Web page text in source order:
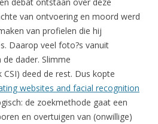
van ontvoering en moord werd
van profielen die hij
Daarop veel foto?s vanuit
dader. Slimme
CSI) deed de rest. Dus kopte
websites and facial recognition
de zoekmethode gaat een
en overtuigen van (onwillige)